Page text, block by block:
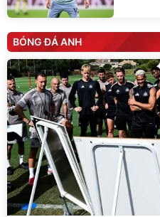
BÓNG ĐÁ ANH